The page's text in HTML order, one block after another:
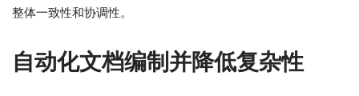
整体一致性和协调性。
自动化文档编制并降低复杂性